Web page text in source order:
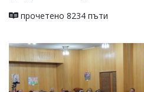
прочетено 8234 пъти